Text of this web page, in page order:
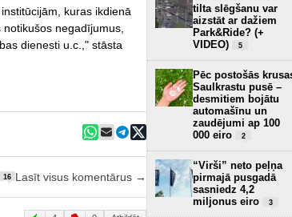
kuras ikdienā
negadījumus,
dienesti u.c.," stāsta
16 Lasīt visus komentārus →
tilta slēgšanu var
aizstāt ar dažiem
Park&Ride? (+
VIDEO)
5
Pēc postošās
Saulkrastu pusē –
desmitiem bojātu
automašīnu un
zaudējumi ap 100
000 eiro
2
“Virši” neto peļņa
pirmajā pusgadā
sasniedz 4,2
miljonus eiro
3